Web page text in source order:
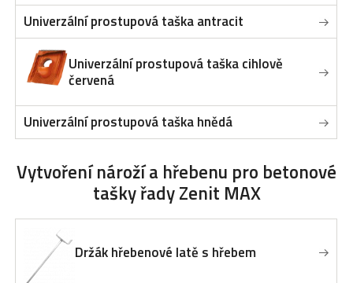
Univerzální prostupová taška antracit
Univerzální prostupová taška cihlově
červená
Univerzální prostupová taška hnědá
Vytvoření nároží a hřebenu pro betonové
tašky řady Zenit MAX
Držák hřebenové latě s hřebem